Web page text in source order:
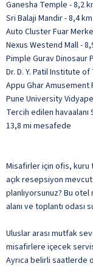
Ganesha Temple - 8,2
Sri Balaji Mandir - 8,4
Auto Cluster Fuar
Nexus Westend Mall -
Pimple Gurav Dinosaur
Dr. D. Y. Patil Institute
Appu Ghar Amusement
Pune University
Tercih edilen havaalanı
13,8 mi mesafede
Misafirler için ofis, kuru
açık resepsiyon
planlıyorsunuz? Bu
alanı ve toplantı odası
Uluslar arası mutfak
misafirlere içecek
Ayrıca belirli saatlerde